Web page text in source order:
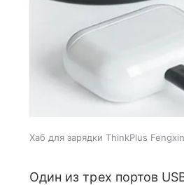
Хаб для зарядки ThinkPlus
Один из трех портов